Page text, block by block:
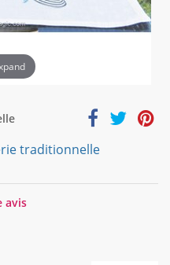
traditionnelle
avis